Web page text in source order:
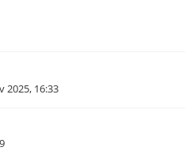
2025, 16:33